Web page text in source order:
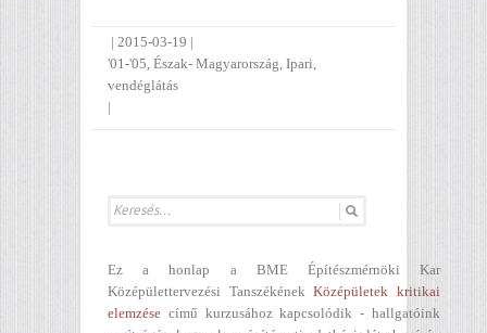
| 2015-03-19 |
'01-'05 Észak- Magyarország Ipari
vendéglátás
|
Ez a honlap a BME Építészmérnöki Kar
Középülettervezési TanszékénekKözépületek kritikai
elemzése című kurzusához kapcsolódik - hallgatóink